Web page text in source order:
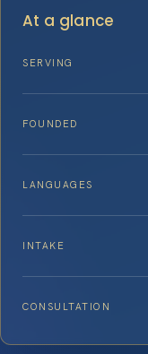
At a glance
SERVING
FOUNDED
LANGUAGES
INTAKE
CONSULTATION